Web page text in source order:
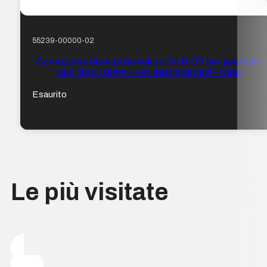
55239-00000-02
Confezione di nastri in velcro On & Off per gestione
cavi 5m x 10mm – Per gestione cavi – Nero
Esaurito
Le più visitate